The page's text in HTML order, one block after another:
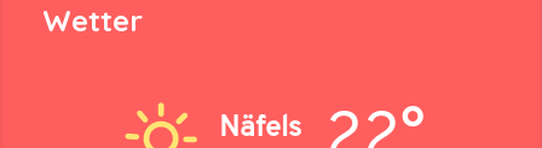
Wetter
Näfels 22°